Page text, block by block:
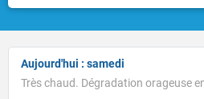
Aujourd'hui : samedi
Très chaud. Dégradation orageuse